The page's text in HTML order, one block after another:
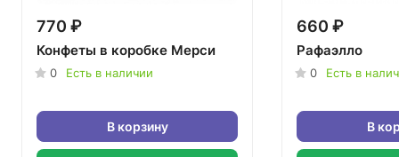
770 ₽
Конфеты в коробке Мерси
0 Есть в наличии
В корзину
660 ₽
Рафаэлло
0 Есть в
В